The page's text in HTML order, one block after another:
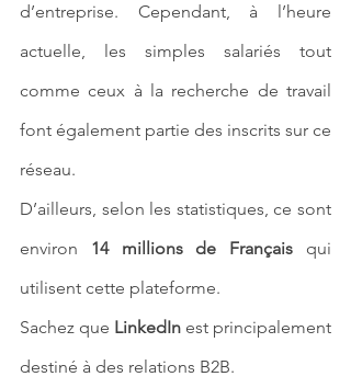
d’entreprise. Cependant, à l’heure
actuelle, les simples salariés tout
comme ceux à la recherche de travail
font également partie des inscrits sur ce
réseau.
D’ailleurs, selon les statistiques, ce sont
environ 14 millions de Français qui
utilisent cette plateforme.
Sachez que LinkedIn est principalement
destiné à des relations B2B.